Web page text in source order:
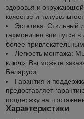
здоровья и
качестве и
Эстетика: Стильный
гармонично впишутся
более
Легкость монтажа:
ключ». Вы можете
Беларуси.
Гарантия и
предоставляет
поддержку на
Характеристики